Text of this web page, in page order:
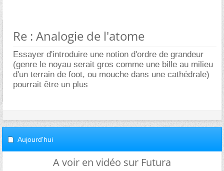
Re : Analogie de l'atome
Essayer d'introduire une notion d'ordre de grandeur
(genre le noyau serait gros comme une bille au milieu
d'un terrain de foot, ou mouche dans une cathédrale)
pourrait être un plus
Aujourd'hui
A voir en vidéo sur Futura